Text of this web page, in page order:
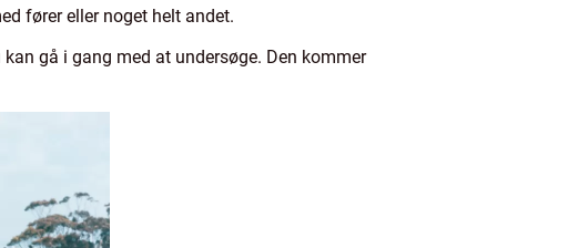
fører eller noget helt andet.
gå i gang med at undersøge. Den kommer